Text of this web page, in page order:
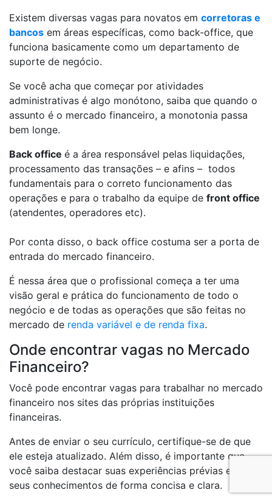
Existem diversas vagas para novatos em corretoras e
bancos em áreas específicas, como back-office, que
funciona basicamente como um departamento de
suporte de negócio.
Se você acha que começar por atividades
administrativas é algo monótono, saiba que quando o
assunto é o mercado financeiro, a monotonia passa
bem longe.
Back office é a área responsável pelas liquidações,
processamento das transações – e afins – todos
fundamentais para o correto funcionamento das
operações e para o trabalho da equipe de front office
(atendentes, operadores etc).
Por conta disso, o back office costuma ser a porta de
entrada do mercado financeiro.
É nessa área que o profissional começa a ter uma
visão geral e prática do funcionamento de todo o
negócio e de todas as operações que são feitas no
mercado de renda variável e de renda fixa.
Onde encontrar vagas no Mercado
Financeiro?
Você pode encontrar vagas para trabalhar no mercado
financeiro nos sites das próprias instituições
financeiras.
Antes de enviar o seu currículo, certifique-se de que
ele esteja atualizado. Além disso, é importante que
você saiba destacar suas experiências prévias e os
seus conhecimentos de forma concisa e clara.